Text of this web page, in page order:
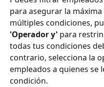
para asegurar la
múltiples condiciones,
'Operador y' para
todas tus condiciones
contrario, selecciona la
empleados a quienes se
condición.